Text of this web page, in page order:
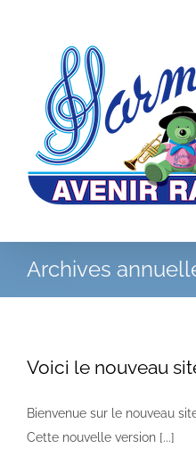
Archives
Voici le nouveau
Bienvenue sur le nouveau
Cette nouvelle version [...]